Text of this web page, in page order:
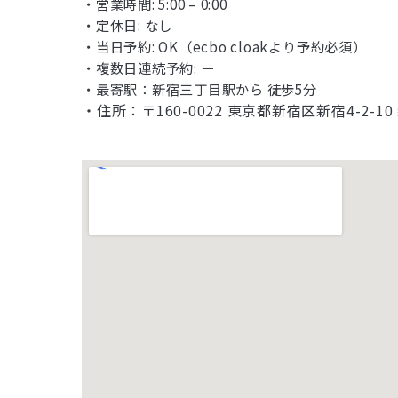
・営業時間: 5:00 – 0:00
・定休日: なし
・当日予約: OK（ecbo cloakより予約必須）
・複数日連続予約: ー
・最寄駅：新宿三丁目駅から 徒歩5分
・住所：〒160-0022 東京都新宿区新宿4-2-10